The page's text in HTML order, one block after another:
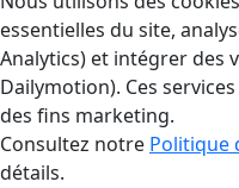
essentielles du site,
Analytics) et intégrer des
Dailymotion). Ces
des fins marketing.
Consultez notre Politique
détails.